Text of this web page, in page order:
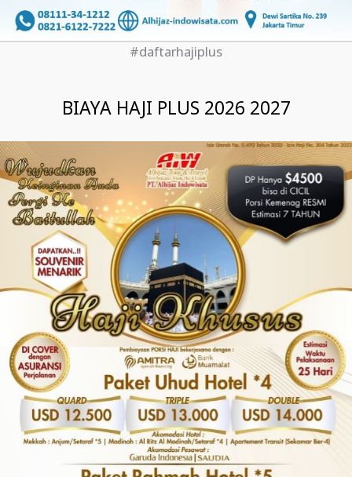
#daftarhajiplus
BIAYA HAJI PLUS 2026 2027